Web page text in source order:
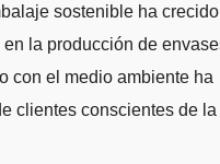
sostenible ha crecido
la producción de
con el medio ambiente ha
clientes conscientes de la